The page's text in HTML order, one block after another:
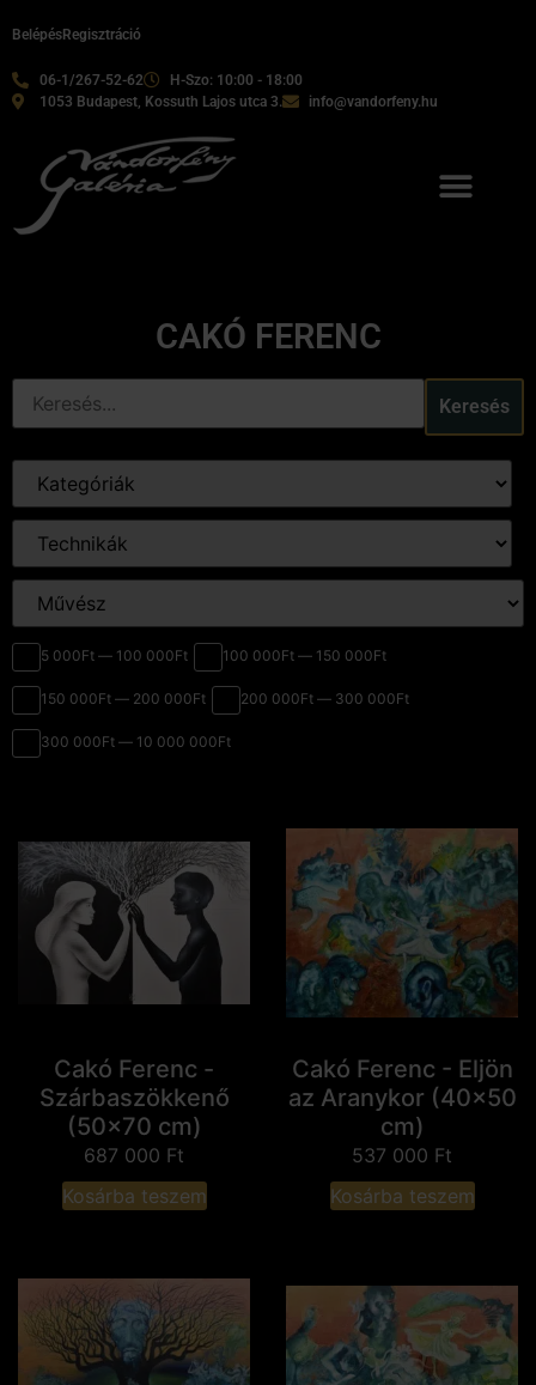
06-1/267-52-62
H-Szo: 10:00 - 18:00
1053 Budapest, Kossuth Lajos utca 3.
info@vandorfeny.hu
BelépésRegisztráció
CAKÓ FERENC
Keresés
5 000Ft — 100 000Ft 100 000Ft — 150 000Ft
150 000Ft — 200 000Ft 200 000Ft — 300 000Ft
300 000Ft — 10 000 000Ft
Cakó Ferenc -
Szárbaszökkenő
(50x70 cm)
687 000 Ft
Kosárba teszem
Cakó Ferenc - Eljön
az Aranykor (40x50
cm)
537 000 Ft
Kosárba teszem